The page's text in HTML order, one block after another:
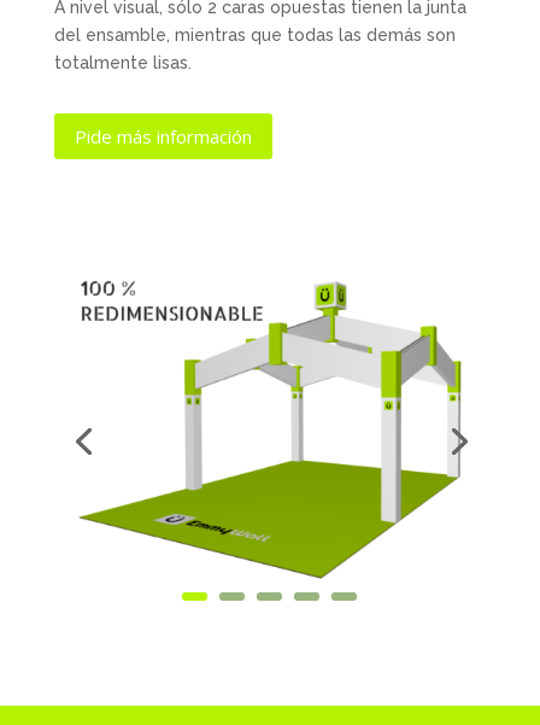
A nivel visual, sólo 2 caras opuestas tienen la junta
del ensamble, mientras que todas las demás son
totalmente lisas.
Pide más información